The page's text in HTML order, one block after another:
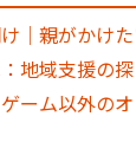
｜親がかけ
地域支援の
ーム以外の